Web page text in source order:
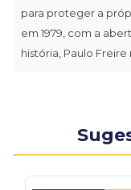
para proteger a
em 1979, com a
história, Paulo